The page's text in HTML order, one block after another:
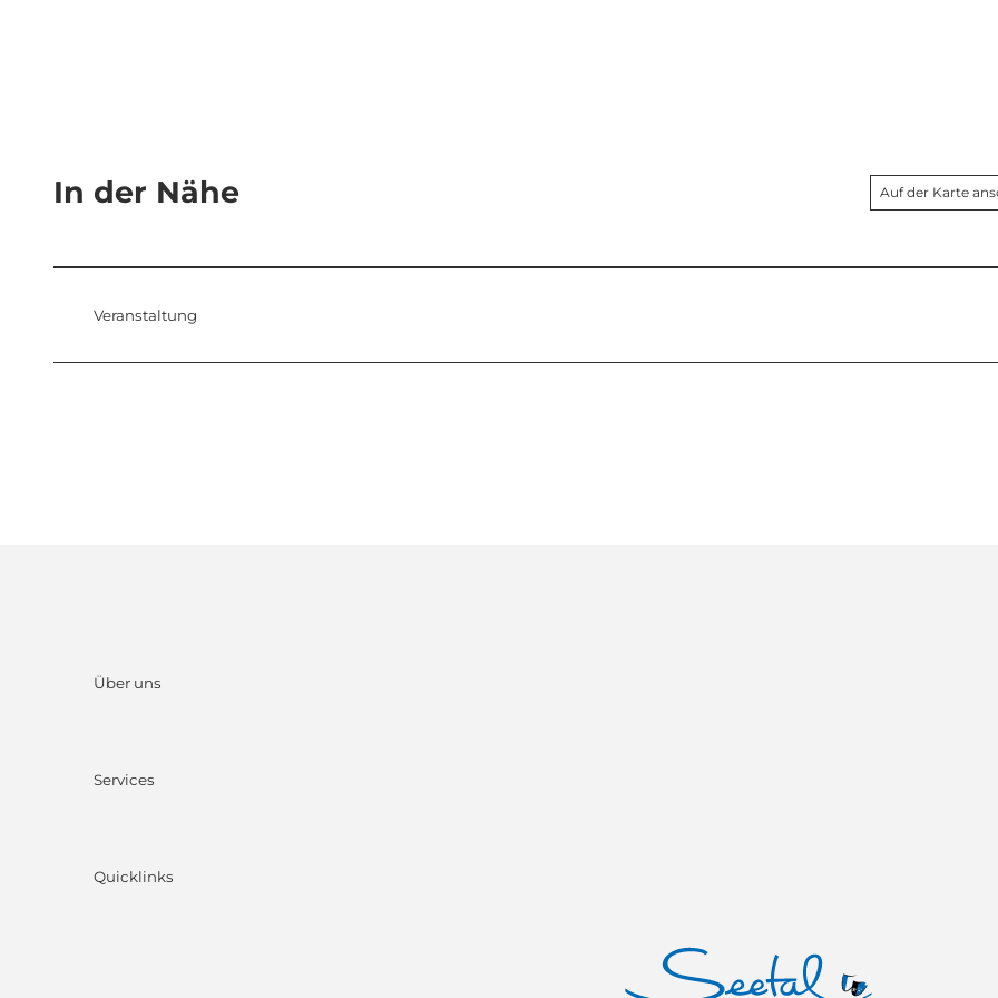
In der Nähe Auf der Karte
Veranstaltung
Über uns
Services
Quicklinks